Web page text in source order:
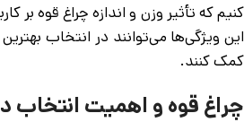
کنیم که تأثیر وزن و اندازه چراغ قوه بر
این ویژگی‌ها می‌توانند در انتخاب
کمک کنند.
چراغ قوه و اهمیت انتخاب